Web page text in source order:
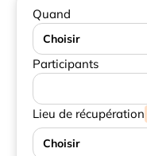
Quand
Choisir
Participants
Lieu de récupération
Choisir